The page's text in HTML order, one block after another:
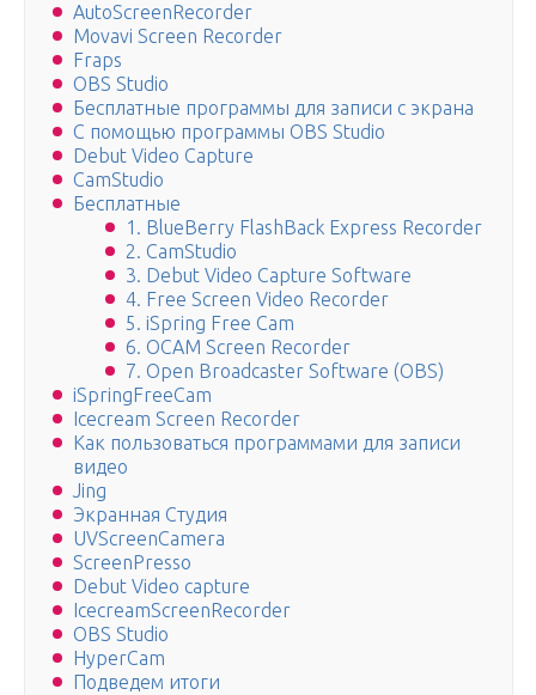
AutoScreenRecorder
Movavi Screen Recorder
Fraps
OBS Studio
Бесплатные программы для записи с экрана
С помощью программы OBS Studio
Debut Video Capture
CamStudio
Бесплатные
1. BlueBerry FlashBack Express Recorder
2. CamStudio
3. Debut Video Capture Software
4. Free Screen Video Recorder
5. iSpring Free Cam
6. OCAM Screen Recorder
7. Open Broadcaster Software (OBS)
iSpringFreeCam
Icecream Screen Recorder
Как пользоваться программами для записи
видео
Jing
Экранная Студия
UVScreenCamera
ScreenPresso
Debut Video capture
IcecreamScreenRecorder
OBS Studio
HyperCam
Подведем итоги